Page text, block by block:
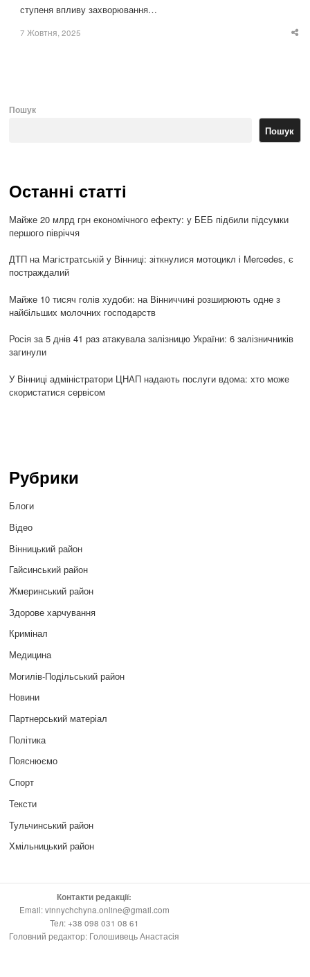
ступеня впливу захворювання…
7 Жовтня, 2025
Пошук
Пошук
Останні статті
Майже 20 млрд грн економічного ефекту: у БЕБ підбили підсумки
першого півріччя
ДТП на Магістратській у Вінниці: зіткнулися мотоцикл і Mercedes, є
постраждалий
Майже 10 тисяч голів худоби: на Вінниччині розширюють одне з
найбільших молочних господарств
Росія за 5 днів 41 раз атакувала залізницю України: 6 залізничників
загинули
У Вінниці адміністратори ЦНАП надають послуги вдома: хто може
скористатися сервісом
Рубрики
Блоги
Відео
Вінницький район
Гайсинський район
Жмеринський район
Здорове харчування
Кримінал
Медицина
Могилів-Подільський район
Новини
Партнерський матеріал
Політика
Пояснюємо
Спорт
Тексти
Тульчинський район
Хмільницький район
Контакти редакції:
Email: vinnychchyna.online@gmail.com
Тел: +38 098 031 08 61
Головний редактор: Голошивець Анастасія